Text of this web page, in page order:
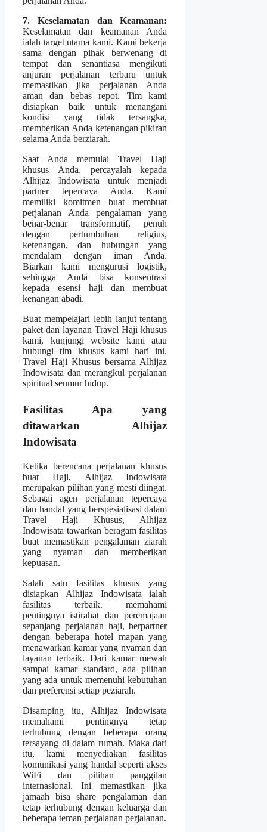
7. Keselamatan dan Keamanan:
Keselamatan dan keamanan Anda
ialah target utama kami. Kami bekerja
sama dengan pihak berwenang di
tempat dan senantiasa mengikuti
anjuran perjalanan terbaru untuk
memastikan jika perjalanan Anda
aman dan bebas repot. Tim kami
disiapkan baik untuk menangani
kondisi yang tidak tersangka,
memberikan Anda ketenangan pikiran
selama Anda berziarah.
Saat Anda memulai Travel Haji
khusus Anda, percayalah kepada
Alhijaz Indowisata untuk menjadi
partner tepercaya Anda. Kami
memiliki komitmen buat membuat
perjalanan Anda pengalaman yang
benar-benar transformatif, penuh
dengan pertumbuhan religius,
ketenangan, dan hubungan yang
mendalam dengan iman Anda.
Biarkan kami mengurusi logistik,
sehingga Anda bisa konsentrasi
kepada esensi haji dan membuat
kenangan abadi.
Buat mempelajari lebih lanjut tentang
paket dan layanan Travel Haji khusus
kami, kunjungi website kami atau
hubungi tim khusus kami hari ini.
Travel Haji Khusus bersama Alhijaz
Indowisata dan merangkul perjalanan
spiritual seumur hidup.
Fasilitas Apa yang
ditawarkan Alhijaz
Indowisata
Ketika berencana perjalanan khusus
buat Haji, Alhijaz Indowisata
merupakan pilihan yang mesti diingat.
Sebagai agen perjalanan tepercaya
dan handal yang berspesialisasi dalam
Travel Haji Khusus, Alhijaz
Indowisata tawarkan beragam fasilitas
buat memastikan pengalaman ziarah
yang nyaman dan memberikan
kepuasan.
Salah satu fasilitas khusus yang
disiapkan Alhijaz Indowisata ialah
fasilitas terbaik. memahami
pentingnya istirahat dan peremajaan
sepanjang perjalanan haji, berpartner
dengan beberapa hotel mapan yang
menawarkan kamar yang nyaman dan
layanan terbaik. Dari kamar mewah
sampai kamar standard, ada pilihan
yang ada untuk memenuhi kebutuhan
dan preferensi setiap peziarah.
Disamping itu, Alhijaz Indowisata
memahami pentingnya tetap
terhubung dengan beberapa orang
tersayang di dalam rumah. Maka dari
itu, kami menyediakan fasilitas
komunikasi yang handal seperti akses
WiFi dan pilihan panggilan
internasional. Ini memastikan jika
jamaah bisa share pengalaman dan
tetap terhubung dengan keluarga dan
beberapa teman perjalanan perjalanan.